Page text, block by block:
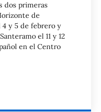
dos primeras
de
4 y 5 de febrero y
el 11 y 12
en el Centro